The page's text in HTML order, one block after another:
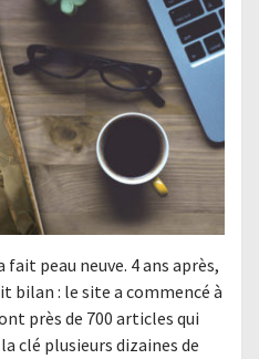
peau neuve. 4 ans après,
bilan : le site a commencé à
près de 700 articles qui
clé plusieurs dizaines de